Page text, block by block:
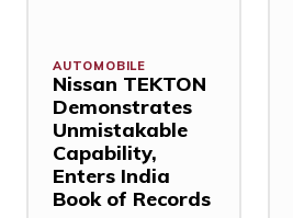
AUTOMOBILE
Nissan TEKTON
Demonstrates
Unmistakable
Capability,
Enters India
Book of Records